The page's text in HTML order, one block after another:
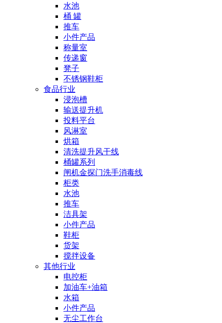
水池
桶 罐
推车
小件产品
称量室
传递窗
凳子
不锈钢鞋柜
食品行业
浸泡槽
输送提升机
投料平台
风淋室
烘箱
清洗提升风干线
桶罐系列
闸机金探门洗手消毒线
柜类
水池
推车
洁具架
小件产品
鞋柜
货架
搅拌设备
其他行业
电控柜
加油车+油箱
水箱
小件产品
无尘工作台